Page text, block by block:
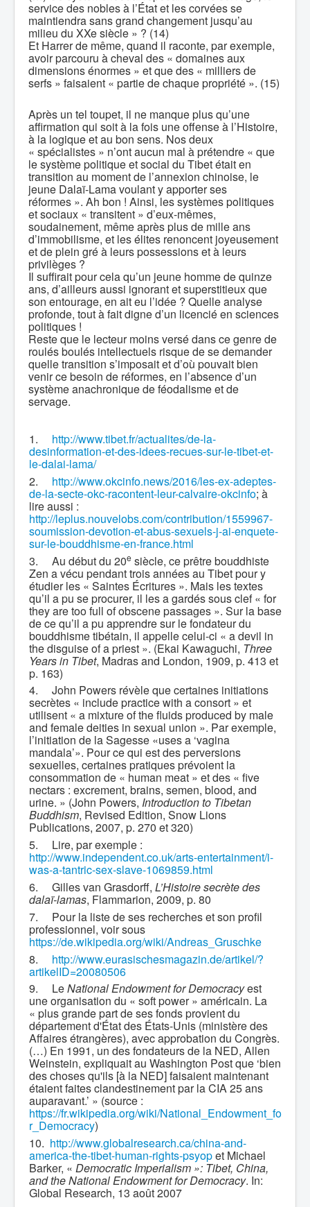
service des nobles à l’État et les corvées se
maintiendra sans grand changement jusqu’au
milieu du XXe siècle » ? (14)
Et Harrer de même, quand il raconte, par exemple,
avoir parcouru à cheval des « domaines aux
dimensions énormes » et que des « milliers de
serfs » faisaient « partie de chaque propriété ». (15)
Après un tel toupet, il ne manque plus qu’une
affirmation qui soit à la fois une offense à l’Histoire,
à la logique et au bon sens. Nos deux
« spécialistes » n’ont aucun mal à prétendre « que
le système politique et social du Tibet était en
transition au moment de l’annexion chinoise, le
jeune Dalaï-Lama voulant y apporter ses
réformes ». Ah bon ! Ainsi, les systèmes politiques
et sociaux « transitent » d’eux-mêmes,
soudainement, même après plus de mille ans
d’immobilisme, et les élites renoncent joyeusement
et de plein gré à leurs possessions et à leurs
privilèges ?
Il suffirait pour cela qu’un jeune homme de quinze
ans, d’ailleurs aussi ignorant et superstitieux que
son entourage, en ait eu l’idée ? Quelle analyse
profonde, tout à fait digne d’un licencié en sciences
politiques !
Reste que le lecteur moins versé dans ce genre de
roulés boulés intellectuels risque de se demander
quelle transition s’imposait et d’où pouvait bien
venir ce besoin de réformes, en l’absence d’un
système anachronique de féodalisme et de
servage.
1. http://www.tibet.fr/actualites/de-la-
desinformation-et-des-idees-recues-sur-le-tibet-et-
le-dalai-lama/
2. http://www.okcinfo.news/2016/les-ex-adeptes-
de-la-secte-okc-racontent-leur-calvaire-okcinfo; à
lire aussi :
http://leplus.nouvelobs.com/contribution/1559967-
soumission-devotion-et-abus-sexuels-j-ai-enquete-
sur-le-bouddhisme-en-france.html
3.
Au début du 20e siècle, ce prêtre bouddhiste
Zen a vécu pendant trois années au Tibet pour y
étudier les « Saintes Écritures ». Mais les textes
qu’il a pu se procurer, il les a gardés sous clef « for
they are too full of obscene passages ». Sur la base
de ce qu’il a pu apprendre sur le fondateur du
bouddhisme tibétain, il appelle celui-ci « a devil in
the disguise of a priest ». (Ekai Kawaguchi, Three
Years in Tibet, Madras and London, 1909, p. 413 et
p. 163)
4.
John Powers révèle que certaines initiations
secrètes « include practice with a consort » et
utilisent « a mixture of the fluids produced by male
and female deities in sexual union ». Par exemple,
l’initiation de la Sagesse «uses a ‘vagina
mandala’». Pour ce qui est des perversions
sexuelles, certaines pratiques prévoient la
consommation de « human meat » et des « five
nectars : excrement, brains, semen, blood, and
urine. » (John Powers, Introduction to Tibetan
Buddhism, Revised Edition, Snow Lions
Publications, 2007, p. 270 et 320)
5. Lire, par exemple :
http://www.independent.co.uk/arts-entertainment/i-
was-a-tantric-sex-slave-1069859.html
6. Gilles van Grasdorff, L’Histoire secrète des
dalaï-lamas, Flammarion, 2009, p. 80
7. Pour la liste de ses recherches et son profil
professionnel, voir sous
https://de.wikipedia.org/wiki/Andreas_Gruschke
8. http://www.eurasischesmagazin.de/artikel/?
artikelID=20080506
9. LeNational Endowment for Democracyest
une organisation du « soft power » américain. La
« plus grande part de ses fonds provient du
département d'État des États-Unis (ministère des
Affaires étrangères), avec approbation du Congrès.
(…) En 1991, un des fondateurs de la NED, Allen
Weinstein, expliquait au Washington Post que ‘bien
des choses qu'ils [à la NED] faisaient maintenant
étaient faites clandestinement par la CIA 25 ans
auparavant.’ » (source :
https://fr.wikipedia.org/wiki/National_Endowment_fo
r_Democracy)
10. http://www.globalresearch.ca/china-and-
america-the-tibet-human-rights-psyopet Michael
Barker, « Democratic Imperialism »: Tibet, China,
and the National Endowment for Democracy. In:
Global Research, 13 août 2007